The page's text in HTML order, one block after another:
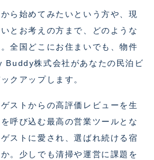
ら始めてみたいという方や、現
とお考えの方まで、どのような
全国どこにお住まいでも、物件
Buddy株式会社があなたの民泊ビ
クアップします。
ストからの高評価レビューを生
呼び込む最高の営業ツールとな
ストに愛され、選ばれ続ける宿
。少しでも清掃や運営に課題を